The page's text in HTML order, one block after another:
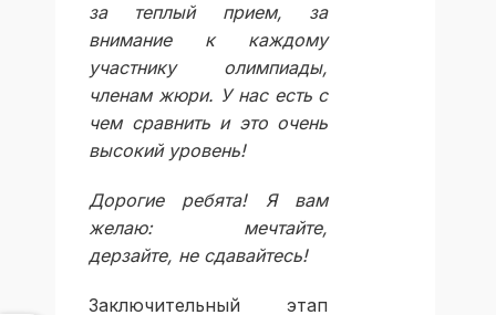
за теплый прием, за
внимание к каждому
участнику олимпиады,
членам жюри. У нас есть с
чем сравнить и это очень
высокий уровень!
Дорогие ребята! Я вам
желаю: мечтайте,
дерзайте, не сдавайтесь!
Заключительный этап